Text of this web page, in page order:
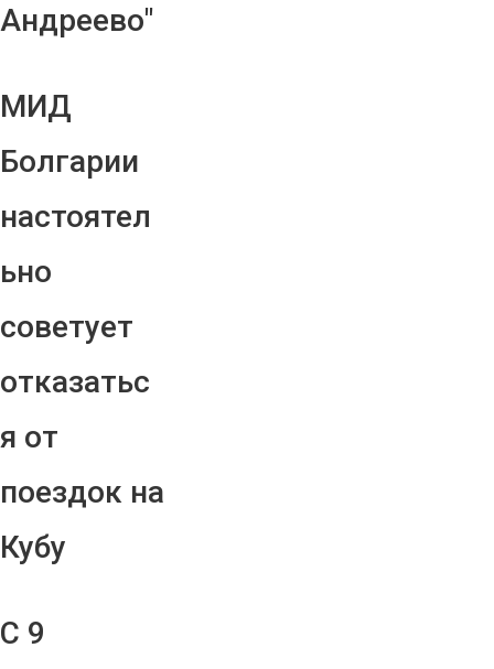
Андреево"
МИД
Болгарии
настоятел
ьно
советует
отказатьс
я от
поездок на
Кубу
С 9